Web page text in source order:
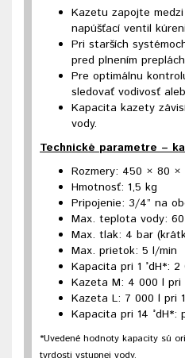
Kazetu zapojte
napúšťací ventil
Pri starších
pred plnením
Pre optimálnu
sledovať vodivosť
Kapacita kazety
vody.
Technické parametre –
Rozmery: 450 × 80 ×
Hmotnosť: 1,5 kg
Pripojenie: 3/4” na
Max. teplota vody:
Max. tlak: 4 bar
Max. prietok: 5 l/min
Kapacita pri 1 °dH*: 2
Kazeta M: 4 000 l pri
Kazeta L: 7 000 l pri 1
Kapacita pri 14 °dH*:
*Uvedené hodnoty kapacity sú
tvrdosti vstupnej vody.